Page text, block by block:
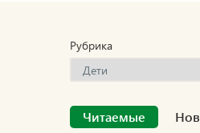
Рубрика
Читаемые